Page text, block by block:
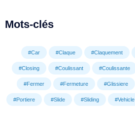
Mots-clés
#Car #Claque #Claquement
#Closing #Coulissant #Coulissante
#Fermer #Fermeture #Glissiere
#Portiere #Slide #Sliding #Vehicle